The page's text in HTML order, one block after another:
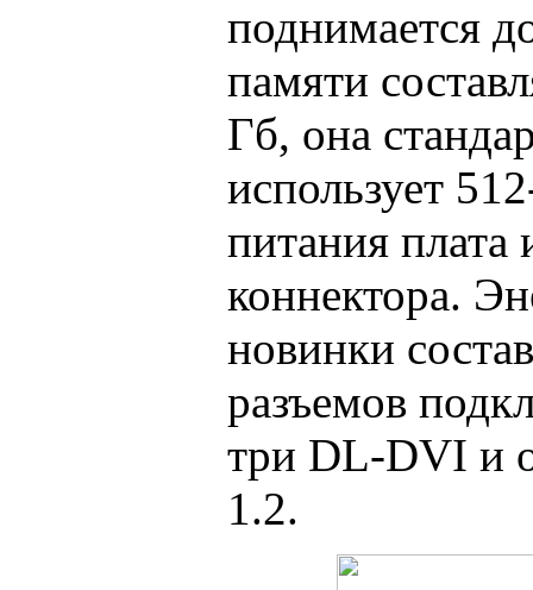
поднимается
памяти
Гб, она
использует
питания плата
коннектора.
новинки
разъемов
три DL-DVI и
1.2.